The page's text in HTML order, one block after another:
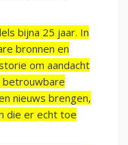
bijna 25 jaar. In
bronnen en
om aandacht
betrouwbare
nieuws brengen,
die er echt toe